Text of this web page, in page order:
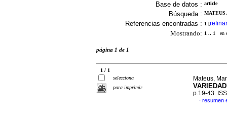
Base de datos : article
Búsqueda :
Referencias encontradas : 1 [refinar
Mostrando: 1 .. 1 en
página 1 de 1
1 / 1
selecciona
para imprimir
Mateus,
p.19-43.
· resumen